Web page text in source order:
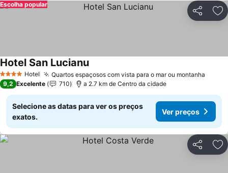
Partilhar
Escolha popular
4 EstrelasHotel Quartos espaçosos com vista para o mar ou montanha
Hotel San Lucianu
9,2 Excelente 710 a 2.7 km de Centro da cidade
Selecione as datas para ver os preços
exatos.
Ver preços
Partilhar